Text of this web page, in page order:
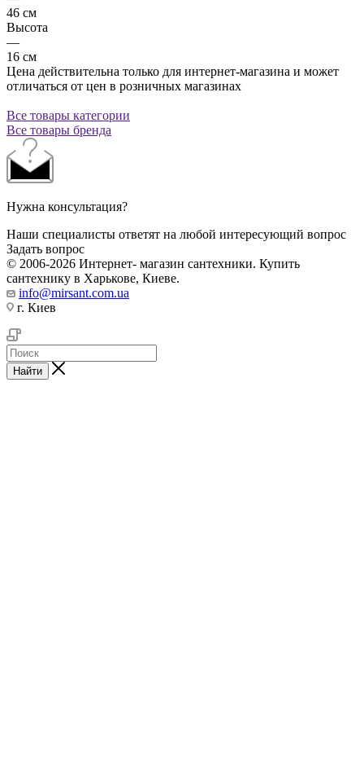
46 см
Высота
—
16 см
Цена действительна только для интернет-магазина и может
отличаться от цен в розничных магазинах
Все товары категории
Все товары бренда
Нужна консультация?
Наши специалисты ответят на любой интересующий вопрос
Задать вопрос
© 2006-2026 Интернет- магазин сантехники. Купить
сантехнику в Харькове, Киеве.
info@mirsant.com.ua
г. Киев
Найти